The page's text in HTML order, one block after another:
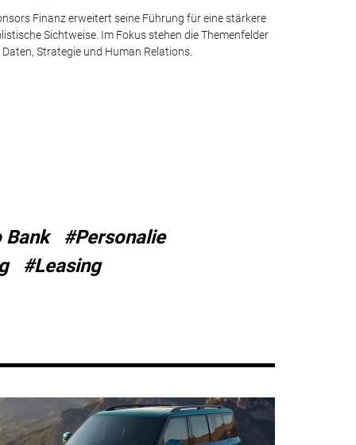
Finanz erweitert seine Führung für eine stärkere
Sichtweise. Im Fokus stehen die Themenfelder
Daten, Strategie und Human Relations.
Bank
#Personalie
#Leasing